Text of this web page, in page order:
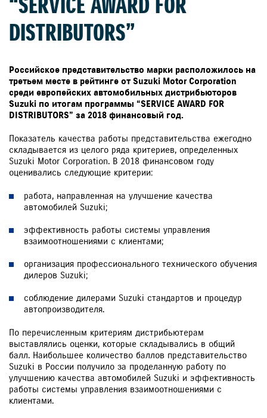
DISTRIBUTORS”
Российское представительство марки расположилось на
третьем месте в рейтинге от Suzuki Motor Corporation
среди европейских автомобильных дистрибьюторов
Suzuki по итогам программы “SERVICE AWARD FOR
DISTRIBUTORS” за 2018 финансовый год.
Показатель качества работы представительства ежегодно
складывается из целого ряда критериев, определенных
Suzuki Motor Corporation. В 2018 финансовом году
оценивались следующие критерии:
работа, направленная на улучшение качества
автомобилей Suzuki;
эффективность работы системы управления
взаимоотношениями с клиентами;
организация профессионального технического обучения
дилеров Suzuki;
соблюдение дилерами Suzuki стандартов и процедур
автопроизводителя.
По перечисленным критериям дистрибьютерам
выставлялись оценки, которые складывались в общий
балл. Наибольшее количество баллов представительство
Suzuki в России получило за проделанную работу по
улучшению качества автомобилей Suzuki и эффективность
работы системы управления взаимоотношениями с
клиентами.